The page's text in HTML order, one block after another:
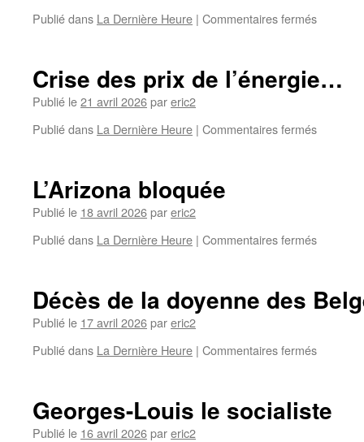
Publié dans La Dernière Heure | Commentaires fermés
Crise des prix de l’énergie…
Publié le21 avril 2026pareric2
Publié dans La Dernière Heure | Commentaires fermés
L’Arizona bloquée
Publié le 18 avril 2026pareric2
Publié dans La Dernière Heure | Commentaires fermés
Décès de la doyenne des
Publié le 17 avril 2026pareric2
Publié dans La Dernière Heure | Commentaires fermés
Georges-Louis le socialiste
Publié le 16 avril 2026pareric2